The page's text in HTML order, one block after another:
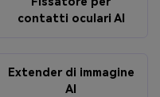
contatti oculari AI
Extender di immagine
AI